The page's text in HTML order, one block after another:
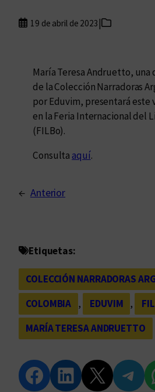
19 de abril de 2023 |
María Teresa Andruetto, una
de la Colección Narradoras
por Eduvim, presentará este
en la Feria Internacional del
(FILBo).
Consulta aquí.
← Anterior
Etiquetas:
COLECCIÓN NARRADORAS
COLOMBIA
, EDUVIM ,
MARÍA TERESA ANDRUETTO
Compartir en Facebook Compartir en LinkedIn Compartir en Twitter Compartir en Telegram